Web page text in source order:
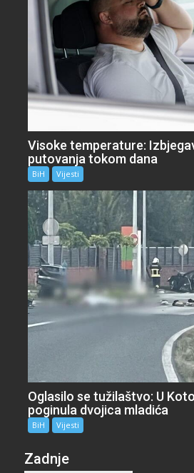
Visoke temperature:
putovanja tokom dana
BiH Vijesti
Oglasilo se tužilaštvo: U
poginula dvojica mladića
BiH Vijesti
Zadnje